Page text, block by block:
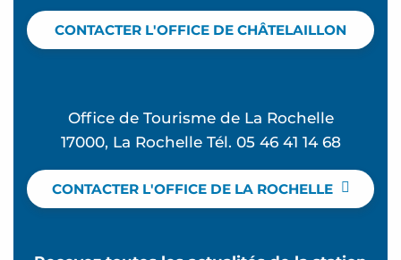
CONTACTER L'OFFICE DE CHÂTELAILLON
Office de Tourisme de La Rochelle
17000, La Rochelle Tél. 05 46 41 14 68
CONTACTER L'OFFICE DE LA ROCHELLE